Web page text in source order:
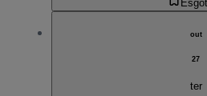
out
27
ter